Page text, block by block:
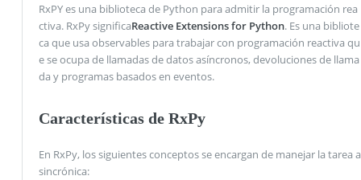
RxPY es una biblioteca de Python para admitir la programación rea
ctiva. RxPy significaReactive Extensions for Python. Es una bibliote
ca que usa observables para trabajar con programación reactiva qu
e se ocupa de llamadas de datos asíncronos, devoluciones de llama
da y programas basados ​​en eventos.
Características de RxPy
En RxPy, los siguientes conceptos se encargan de manejar la tarea a
sincrónica: